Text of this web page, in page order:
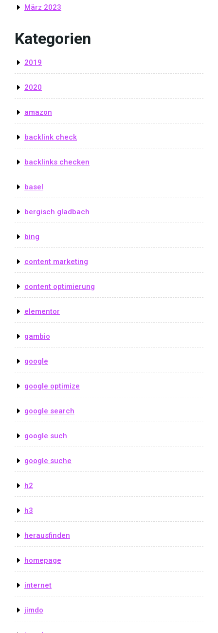
März 2023
Kategorien
2019
2020
amazon
backlink check
backlinks checken
basel
bergisch gladbach
bing
content marketing
content optimierung
elementor
gambio
google
google optimize
google search
google such
google suche
h2
h3
herausfinden
homepage
internet
jimdo